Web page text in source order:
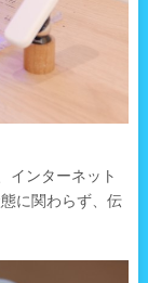
インターネット
に関わらず、伝